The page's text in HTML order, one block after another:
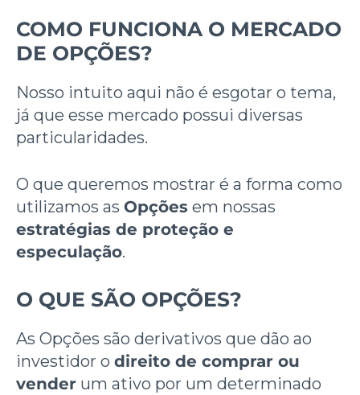
COMO FUNCIONA O MERCADO
DE OPÇÕES?
Nosso intuito aqui não é esgotar o tema,
já que esse mercado possui diversas
particularidades.
O que queremos mostrar é a forma como
utilizamos as Opções em nossas
estratégias de proteção e
especulação.
O QUE SÃO OPÇÕES?
As Opções são derivativos que dão ao
investidor o direito de comprar ou
vender um ativo por um determinado